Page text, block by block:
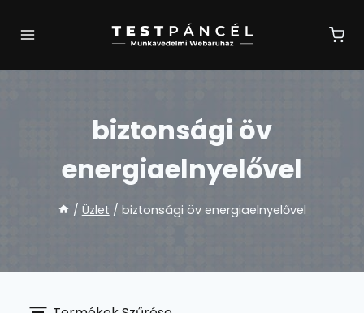
biztonsági öv
energiaelnyelővel
/ Üzlet / biztonsági öv energiaelnyelővel